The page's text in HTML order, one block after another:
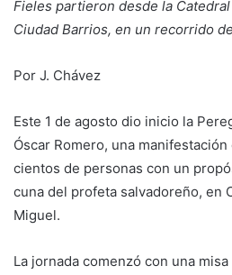
Fieles partieron desde la
Ciudad Barrios, en un recorrido
Por J. Chávez
Este 1 de agosto dio inicio la
Óscar Romero, una
cientos de personas con un
cuna del profeta salvadoreño, en
Miguel.
La jornada comenzó con una